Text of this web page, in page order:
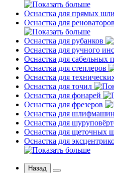
Оснастка для прямых
Оснастка для
Оснастка для рубанков
Оснастка для ручного
Оснастка для сабельных
Оснастка для степлеров
Оснастка для
Оснастка для точил
Оснастка для фонарей
Оснастка для фрезеров
Оснастка для
Оснастка для
Оснастка для щеточных
Оснастка для
Назад